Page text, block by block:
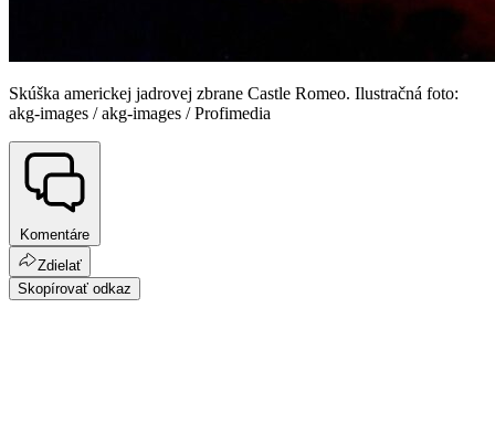
Skúška americkej jadrovej zbrane Castle Romeo. Ilustračná foto:
akg-images / akg-images / Profimedia
Komentáre
Zdielať
Skopírovať odkaz